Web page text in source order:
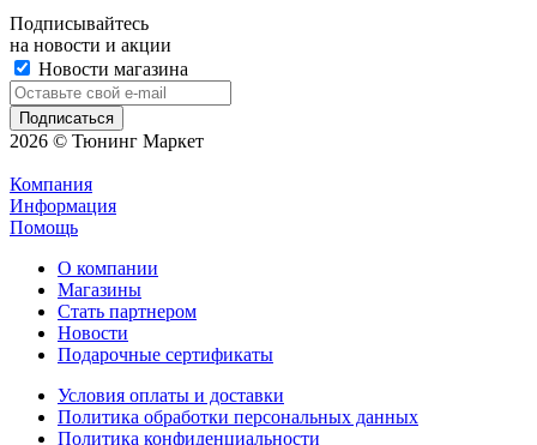
Подписывайтесь
на новости и акции
Новости магазина
2026 © Тюнинг Маркет
Компания
Информация
Помощь
О компании
Магазины
Стать партнером
Новости
Подарочные сертификаты
Условия оплаты и доставки
Политика обработки персональных данных
Политика конфиденциальности